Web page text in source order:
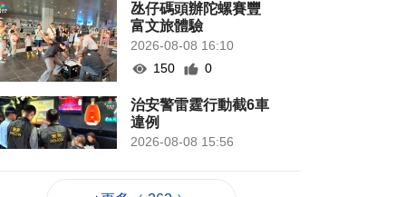
氹仔碼頭辦陀螺賽豐
富文旅體驗
2026-08-08 16:10
150
0
治安警雷霆行動截6車
違例
2026-08-08 15:56